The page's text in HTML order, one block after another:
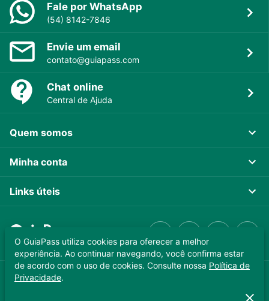
Fale por WhatsApp
(54) 8142-7846
Envie um email
contato@guiapass.com
Chat online
Central de Ajuda
Quem somos
Minha conta
Links úteis
GUIAPASS TECNOLOGIA LTDA. CNPJ 37.989.806/0001-64
O GuiaPass utiliza cookies para oferecer a melhor
experiência. Ao continuar navegando, você confirma estar
de acordo com o uso de cookies. Consulte nossa Política de
Privacidade.